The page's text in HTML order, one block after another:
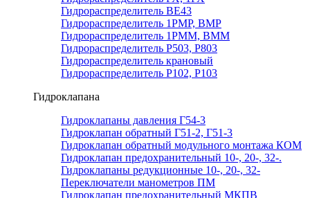
Гидрораспределитель ВЕ43
Гидрораспределитель 1РМР, ВМР
Гидрораспределитель 1РММ, ВММ
Гидрораспределитель Р503, Р803
Гидрораспределитель крановый
Гидрораспределитель Р102, Р103
Гидроклапана
Гидроклапаны давления Г54-3
Гидроклапан обратный Г51-2, Г51-3
Гидроклапан обратный модульного монтажа КОМ
Гидроклапан предохранительный 10-, 20-, 32-.
Гидроклапаны редукционные 10-, 20-, 32-
Переключатели манометров ПМ
Гидроклапан предохранительный МКПВ